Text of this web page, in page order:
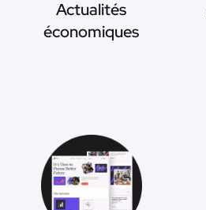
Actualités
économiques